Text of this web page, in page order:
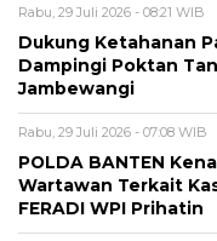
Rabu, 29 Juli 2026 - 08:21 WIB
Dukung Ketahanan
Dampingi Poktan
Jambewangi
Rabu, 29 Juli 2026 - 07:08 WIB
POLDA BANTEN
Wartawan Terkait
FERADI WPI Prihatin